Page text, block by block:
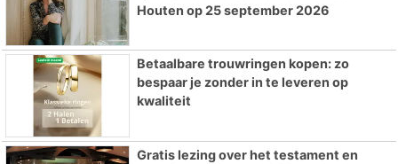
Houten op 25 september 2026
Betaalbare trouwringen kopen: zo
bespaar je zonder in te leveren op
kwaliteit
Gratis lezing over het testament en